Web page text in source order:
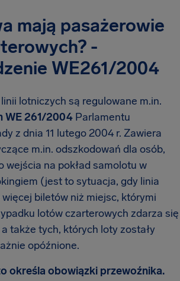
mają pasażerowie
-
WE261/2004
lotniczych są regulowane m.in.
WE 261/2004 Parlamentu
z dnia 11 lutego 2004 r. Zawiera
m.in. odszkodowań dla osób,
wejścia na pokład samolotu w
(jest to sytuacja, gdy linia
biletów niż miejsc, którymi
lotów czarterowych zdarza się
także tych, których loty zostały
opóźnione.
określa obowiązki przewoźnika.